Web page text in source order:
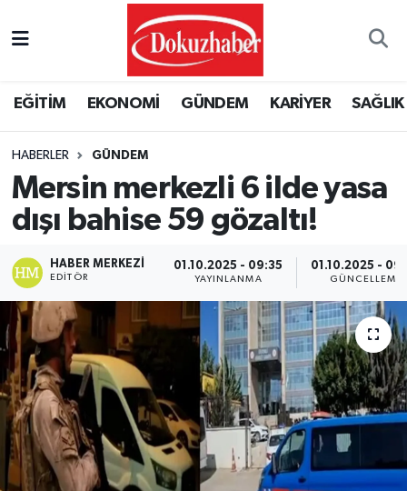
EĞİTİM EKONOMİ GÜNDEM KARİYER SAĞLIK
HABERLER GÜNDEM
Mersin merkezli 6 ilde yasa
dışı bahise 59 gözaltı!
HABER MERKEZI
EDITÖR
01.10.2025 - 09:35
YAYINLANMA
01.10.2025 -
GÜNCELLEME
Puan Durumu ve Fikstür
Tüm Manşetler
Son Dakika Haberleri
Haber Arşivi